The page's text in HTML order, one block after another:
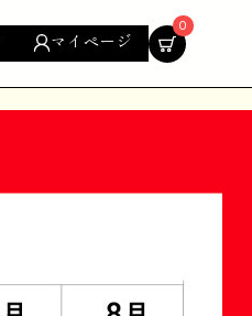
マイページ
0